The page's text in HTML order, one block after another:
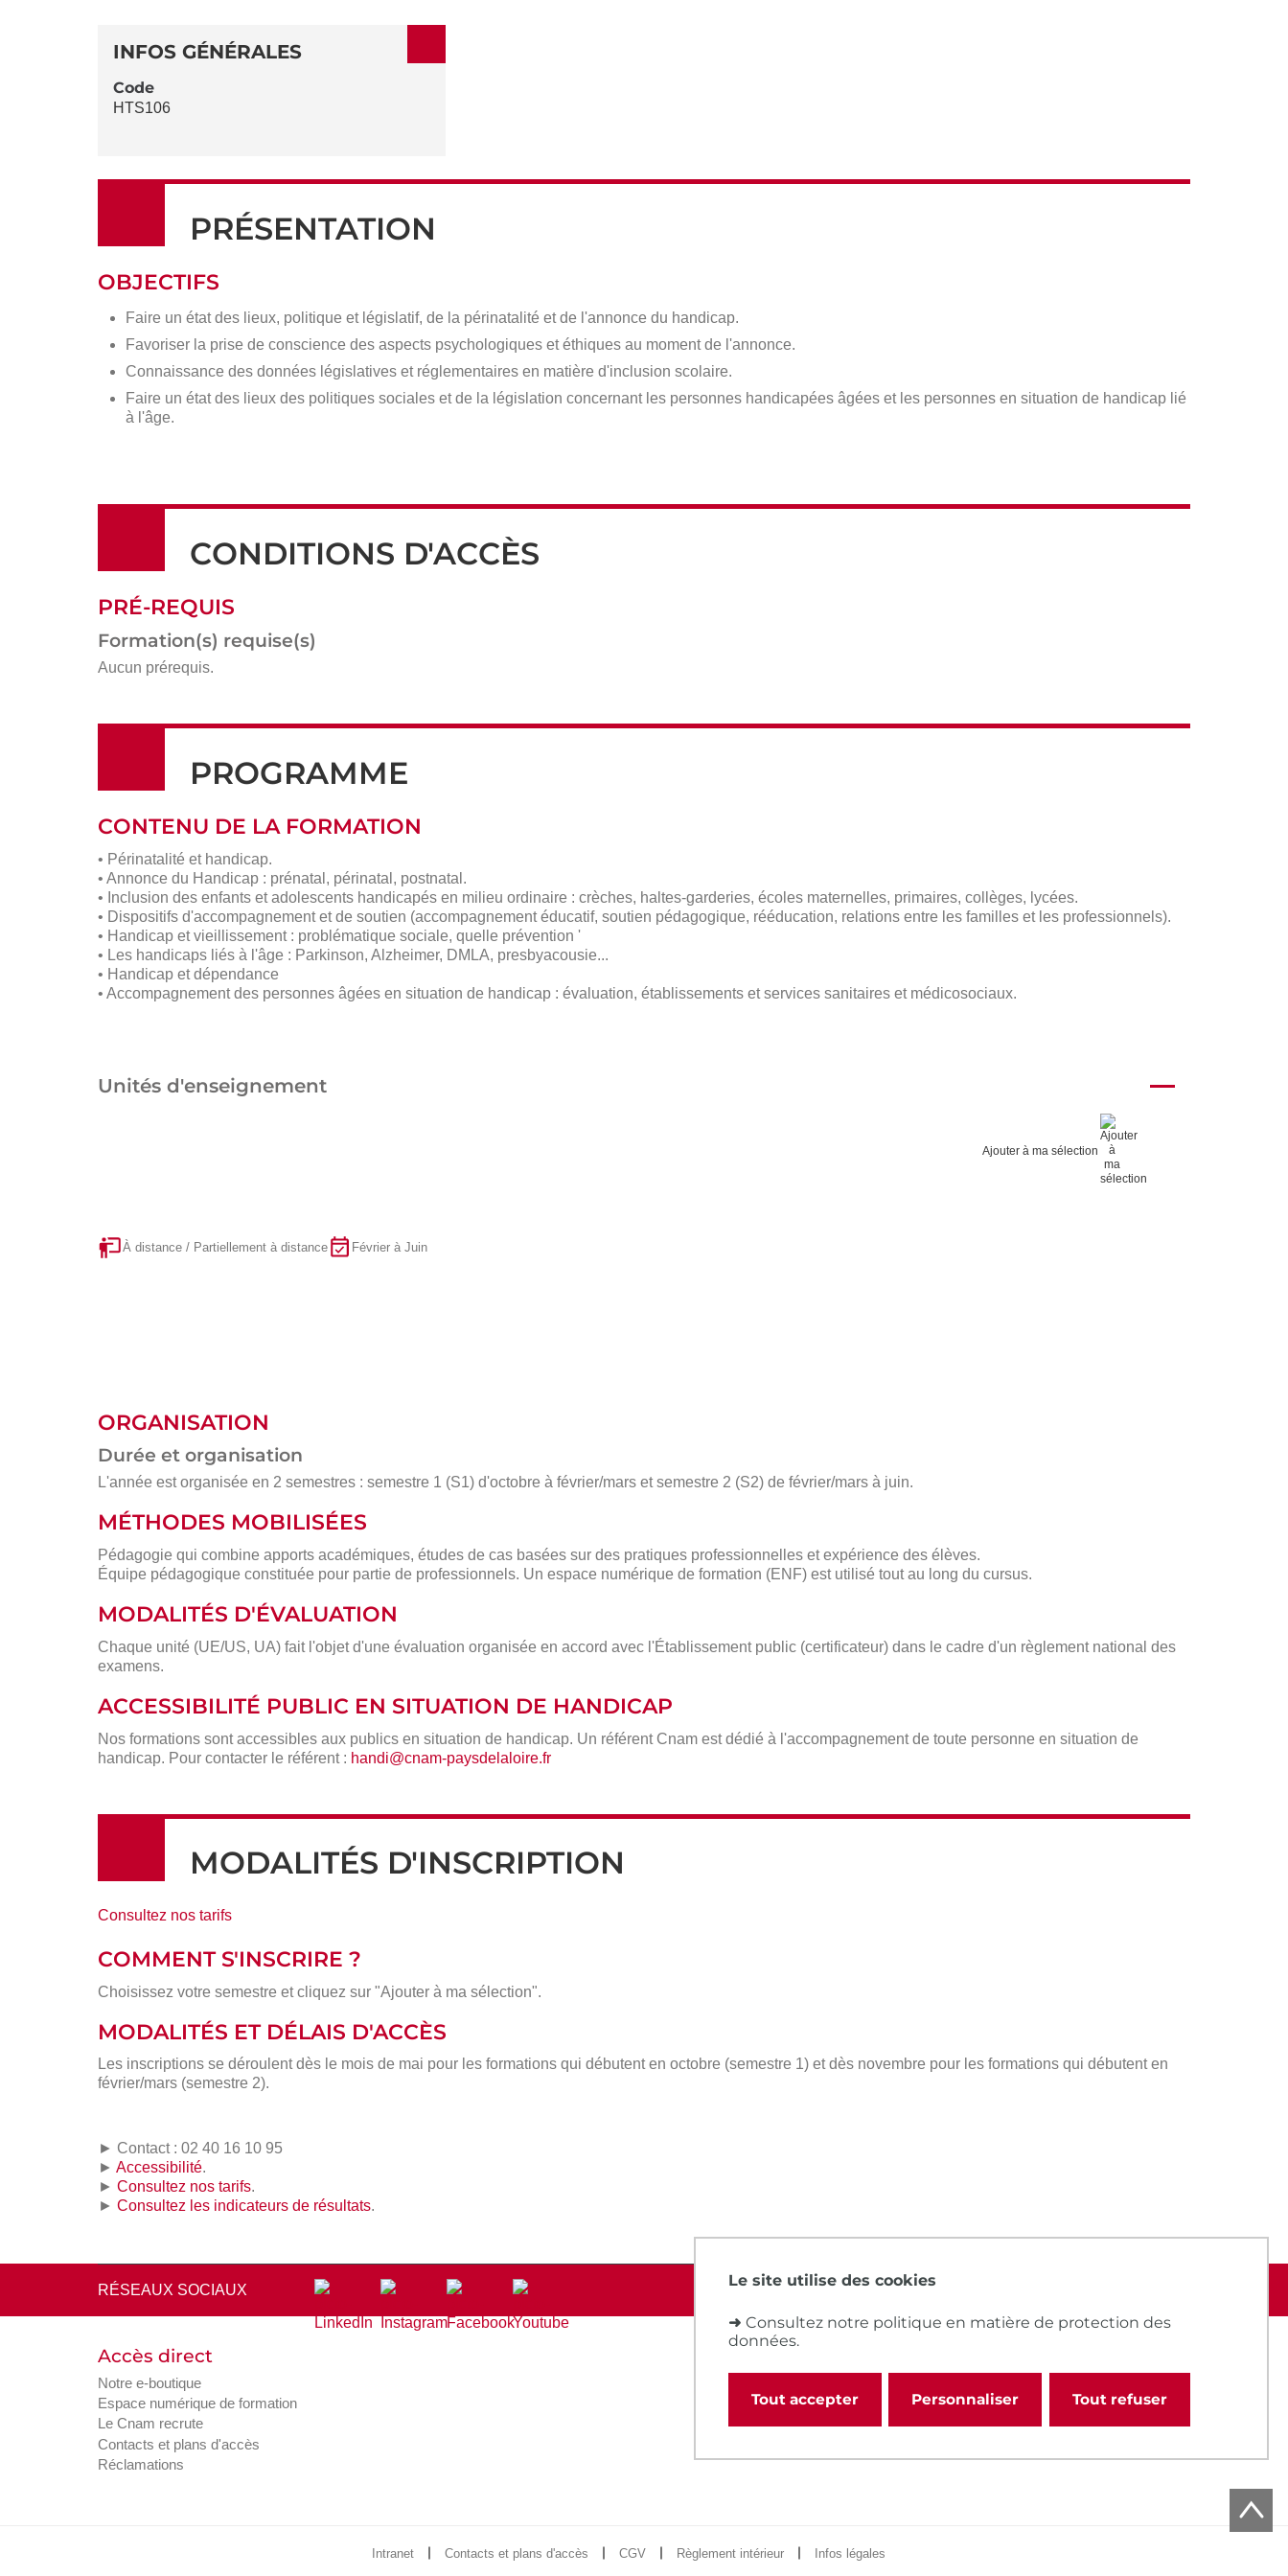
Le site utilise des cookies
➜ Consultez notre politique en matière de protection des
données.
Tout accepter Tout refuser
Personnaliser
DE
LA
DÉTAILS
INFOS GÉNÉRALES
Code
HTS106
PRÉSENTATION
OBJECTIFS
Faire un état des lieux, politique et législatif, de la périnatalité et de l'annonce du handicap.
Favoriser la prise de conscience des aspects psychologiques et éthiques au moment de l'annonce.
Connaissance des données législatives et réglementaires en matière d'inclusion scolaire.
Faire un état des lieux des politiques sociales et de la législation concernant les personnes handicapées âgées et les personnes en situation de handicap lié
à l'âge.
CONDITIONS D'ACCÈS
PRÉ-REQUIS
Formation(s) requise(s)
Aucun prérequis.
PROGRAMME
CONTENU DE LA FORMATION
• Périnatalité et handicap.
• Annonce du Handicap : prénatal, périnatal, postnatal.
• Inclusion des enfants et adolescents handicapés en milieu ordinaire : crèches, haltes-garderies, écoles maternelles, primaires, collèges, lycées.
• Dispositifs d'accompagnement et de soutien (accompagnement éducatif, soutien pédagogique, rééducation, relations entre les familles et les professionnels).
• Handicap et vieillissement : problématique sociale, quelle prévention '
• Les handicaps liés à l'âge : Parkinson, Alzheimer, DMLA, presbyacousie...
• Handicap et dépendance
• Accompagnement des personnes âgées en situation de handicap : évaluation, établissements et services sanitaires et médicosociaux.
Unités d'enseignement
Ajouter à ma sélection
À distance / Partiellement à distance Février à Juin
ORGANISATION
Durée et organisation
L'année est organisée en 2 semestres : semestre 1 (S1) d'octobre à février/mars et semestre 2 (S2) de février/mars à juin.
MÉTHODES MOBILISÉES
Pédagogie qui combine apports académiques, études de cas basées sur des pratiques professionnelles et expérience des élèves.
Équipe pédagogique constituée pour partie de professionnels. Un espace numérique de formation (ENF) est utilisé tout au long du cursus.
MODALITÉS D'ÉVALUATION
Chaque unité (UE/US, UA) fait l'objet d'une évaluation organisée en accord avec l'Établissement public (certificateur) dans le cadre d'un règlement national des
examens.
ACCESSIBILITÉ PUBLIC EN SITUATION DE HANDICAP
Nos formations sont accessibles aux publics en situation de handicap. Un référent Cnam est dédié à l'accompagnement de toute personne en situation de
handicap. Pour contacter le référent : handi@cnam-paysdelaloire.fr
MODALITÉS D'INSCRIPTION
Consultez nos tarifs
COMMENT S'INSCRIRE ?
Choisissez votre semestre et cliquez sur "Ajouter à ma sélection".
MODALITÉS ET DÉLAIS D'ACCÈS
Les inscriptions se déroulent dès le mois de mai pour les formations qui débutent en octobre (semestre 1) et dès novembre pour les formations qui débutent en
février/mars (semestre 2).
► Contact : 02 40 16 10 95
► Accessibilité.
► Consultez nos tarifs.
► Consultez les indicateurs de résultats.
RÉSEAUX SOCIAUX
Accès direct
Notre e-boutique
Espace numérique de formation
Le Cnam recrute
Contacts et plans d'accès
Réclamations
Intranet Contacts et plans d'accès CGV Règlement intérieur Infos légales